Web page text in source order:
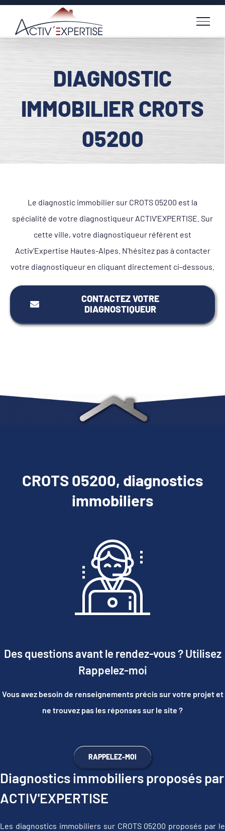
Passer
contenu
DIAGNOSTIC
IMMOBILIER CROTS
05200
Le diagnostic immobilier sur CROTS 05200 est la
spécialité de votre diagnostiqueur ACTIV'EXPERTISE. Sur
cette ville, votre diagnostiqueur référent est
Activ'Expertise Hautes-Alpes. N'hésitez pas à contacter
votre diagnostiqueur en cliquant directement ci-dessous.
CONTACTEZ VOTRE
DIAGNOSTIQUEUR
CROTS 05200, diagnostics
immobiliers
Des questions avant le rendez-vous ? Utilisez
Rappelez-moi
Vous avez besoin de renseignements précis sur votre projet et
ne trouvez pas les réponses sur le site ?
RAPPELEZ-MOI
Diagnostics immobiliers proposés par
ACTIV'EXPERTISE
Les diagnostics immobiliers sur CROTS 05200 proposés par le